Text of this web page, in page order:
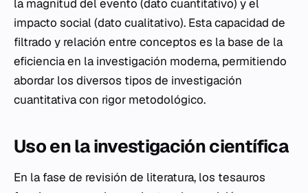
la magnitud del evento (dato cuantitativo) y el
impacto social (dato cualitativo). Esta capacidad de
filtrado y relación entre conceptos es la base de la
eficiencia en la investigación moderna, permitiendo
abordar los diversos tipos de investigación
cuantitativa con rigor metodológico.
Uso en la investigación científica
En la fase de revisión de literatura, los tesauros